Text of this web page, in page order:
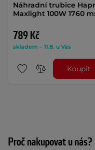
Náhradní trubice
Maxlight 100W 1760
789 Kč
skladem – 11.8. u Vás
Koupit
Proč nakupovat u nás?